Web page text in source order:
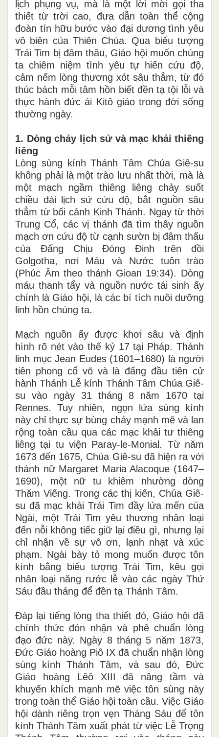
lịch phụng vụ, mà là một lời mời gọi tha
thiết từ trời cao, đưa dẫn toàn thể cộng
đoàn tín hữu bước vào đại dương tình yêu
vô biên của Thiên Chúa. Qua biểu tượng
Trái Tim bị đâm thâu, Giáo hội muốn chúng
ta chiêm niệm tình yêu tự hiến cứu độ,
cảm nếm lòng thương xót sâu thẳm, từ đó
thúc bách mỗi tâm hồn biết đền tạ tội lỗi và
thực hành đức ái Kitô giáo trong đời sống
thường ngày.
1. Dòng chảy lịch sử và mạc khải thiêng
liêng
Lòng sùng kính Thánh Tâm Chúa Giê-su
không phải là một trào lưu nhất thời, mà là
một mạch ngầm thiêng liêng chảy suốt
chiều dài lịch sử cứu độ, bắt nguồn sâu
thẳm từ bối cảnh Kinh Thánh. Ngay từ thời
Trung Cổ, các vị thánh đã tìm thấy nguồn
mạch ơn cứu độ từ cạnh sườn bị đâm thấu
của Đấng Chịu Đóng Đinh trên đồi
Golgotha, nơi Máu và Nước tuôn trào
(Phúc Âm theo thánh Gioan 19:34). Dòng
máu thanh tẩy và nguồn nước tái sinh ấy
chính là Giáo hội, là các bí tích nuôi dưỡng
linh hồn chúng ta.
Mạch nguồn ấy được khơi sâu và định
hình rõ nét vào thế kỷ 17 tại Pháp. Thánh
linh mục Jean Eudes (1601–1680) là người
tiên phong cổ võ và là đấng đầu tiên cử
hành Thánh Lễ kính Thánh Tâm Chúa Giê-
su vào ngày 31 tháng 8 năm 1670 tại
Rennes. Tuy nhiên, ngọn lửa sùng kính
này chỉ thực sự bùng cháy mạnh mẽ và lan
rộng toàn cầu qua các mạc khải tư thiêng
liêng tại tu viện Paray-le-Monial. Từ năm
1673 đến 1675, Chúa Giê-su đã hiện ra với
thánh nữ Margaret Maria Alacoque (1647–
1690), một nữ tu khiêm nhường dòng
Thăm Viếng. Trong các thị kiến, Chúa Giê-
su đã mạc khải Trái Tim đầy lửa mến của
Ngài, một Trái Tim yêu thương nhân loại
đến nỗi không tiếc giữ lại điều gì, nhưng lại
chỉ nhận về sự vô ơn, lạnh nhạt và xúc
phạm. Ngài bày tỏ mong muốn được tôn
kính bằng biểu tượng Trái Tim, kêu gọi
nhân loại năng rước lễ vào các ngày Thứ
Sáu đầu tháng để đền tạ Thánh Tâm.
Đáp lại tiếng lòng tha thiết đó, Giáo hội đã
chính thức đón nhận và phê chuẩn lòng
đạo đức này. Ngày 8 tháng 5 năm 1873,
Đức Giáo hoàng Piô IX đã chuẩn nhận lòng
sùng kính Thánh Tâm, và sau đó, Đức
Giáo hoàng Lêô XIII đã nâng tầm và
khuyến khích mạnh mẽ việc tôn sùng này
trong toàn thể Giáo hội toàn cầu. Việc Giáo
hội dành riêng trọn vẹn Tháng Sáu để tôn
kính Thánh Tâm xuất phát từ việc Lễ Trọng